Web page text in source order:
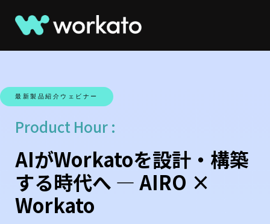
最新製品紹介ウェビナー
Product Hour :
AIがWorkatoを設計・構築
する時代へ ― AIRO ×
Workato